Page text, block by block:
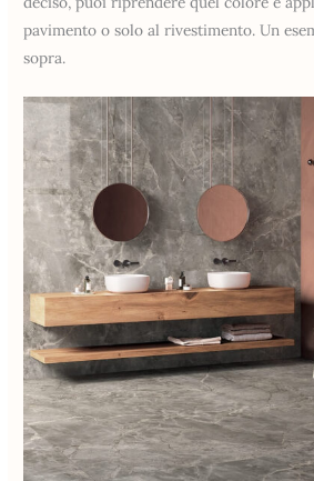
pavimento o solo al rivestimento. Un
sopra.